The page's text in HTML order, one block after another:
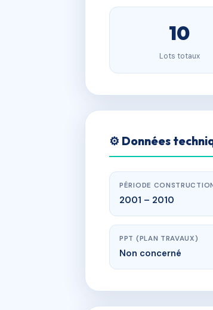
10
Lots totaux
⚙️ Données
PÉRIODE
2001 – 2010
PPT (PLAN TRAVAUX)
Non concerné